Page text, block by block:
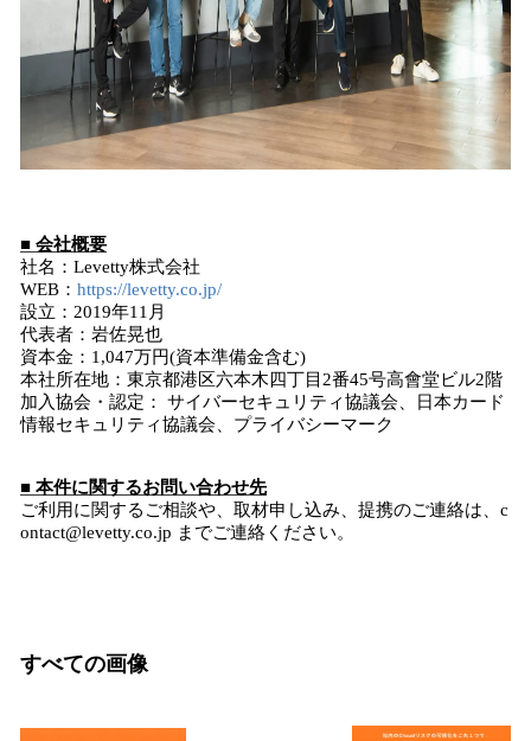
■ 会社概要
社名：Levetty株式会社
WEB： https://levetty.co.jp/
設立：2019年11月
代表者：岩佐晃也
資本金：1,047万円(資本準備金含む)
本社所在地：東京都港区六本木四丁目2番45号高會堂ビル2階
加入協会・認定： サイバーセキュリティ協議会、日本カード
情報セキュリティ協議会、プライバシーマーク
■ 本件に関するお問い合わせ先
ご利用に関するご相談や、取材申し込み、提携のご連絡は、c
ontact@levetty.co.jp までご連絡ください。
すべての画像